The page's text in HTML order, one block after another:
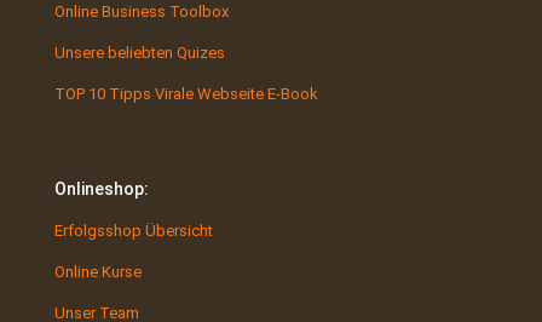
Online Business Toolbox
Unsere beliebten Quizes
TOP 10 Tipps Virale Webseite E-Book
Onlineshop:
Erfolgsshop Übersicht
Online Kurse
Unser Team